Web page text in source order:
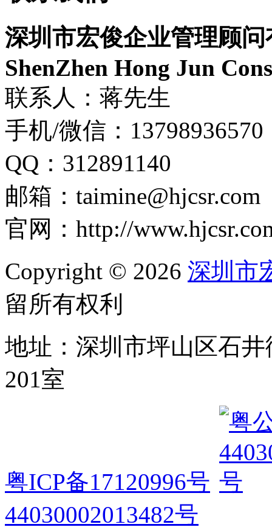
深圳市宏俊企业管理顾
ShenZhen Hong Jun
联系人：蒋先生
手机/微信：13798936570
QQ：312891140
邮箱：taimine@hjcsr.com
官网：http://
Copyright © 2026 深圳市
留所有权利
地址：深圳市坪山区石
201室
粤ICP备17120996号
44030002013482号